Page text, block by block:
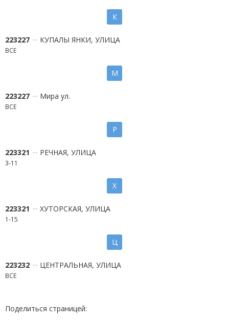
К
223227 КУПАЛЫ ЯНКИ, УЛИЦА
ВСЕ
М
223227 Мира ул.
ВСЕ
Р
223321 РЕЧНАЯ, УЛИЦА
3-11
Х
223321 ХУТОРСКАЯ, УЛИЦА
1-15
Ц
223232 ЦЕНТРАЛЬНАЯ, УЛИЦА
ВСЕ
Поделиться страницей: